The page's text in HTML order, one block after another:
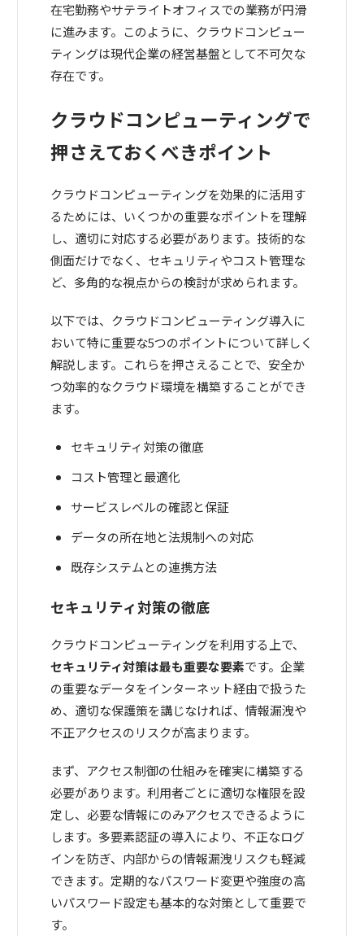
在宅勤務やサテライトオフィスでの業務が円滑
に進みます。このように、クラウドコンピュー
ティングは現代企業の経営基盤として不可欠な
存在です。
クラウドコンピューティングで
押さえておくべきポイント
クラウドコンピューティングを効果的に活用す
るためには、いくつかの重要なポイントを理解
し、適切に対応する必要があります。技術的な
側面だけでなく、セキュリティやコスト管理な
ど、多角的な視点からの検討が求められます。
以下では、クラウドコンピューティング導入に
おいて特に重要な5つのポイントについて詳しく
解説します。これらを押さえることで、安全か
つ効率的なクラウド環境を構築することができ
ます。
セキュリティ対策の徹底
コスト管理と最適化
サービスレベルの確認と保証
データの所在地と法規制への対応
既存システムとの連携方法
セキュリティ対策の徹底
クラウドコンピューティングを利用する上で、
セキュリティ対策は最も重要な要素です。企業
の重要なデータをインターネット経由で扱うた
め、適切な保護策を講じなければ、情報漏洩や
不正アクセスのリスクが高まります。
まず、アクセス制御の仕組みを確実に構築する
必要があります。利用者ごとに適切な権限を設
定し、必要な情報にのみアクセスできるように
します。多要素認証の導入により、不正なログ
インを防ぎ、内部からの情報漏洩リスクも軽減
できます。定期的なパスワード変更や強度の高
いパスワード設定も基本的な対策として重要で
す。